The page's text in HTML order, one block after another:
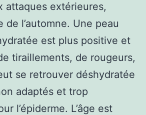
attaques extérieures,
de l’automne. Une peau
est plus positive et
tiraillements, de rougeurs,
se retrouver déshydratée
adaptés et trop
l’épiderme. L’âge est